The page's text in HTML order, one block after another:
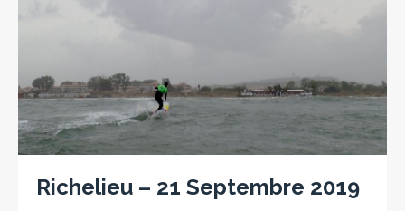
Richelieu – 21 Septembre 2019